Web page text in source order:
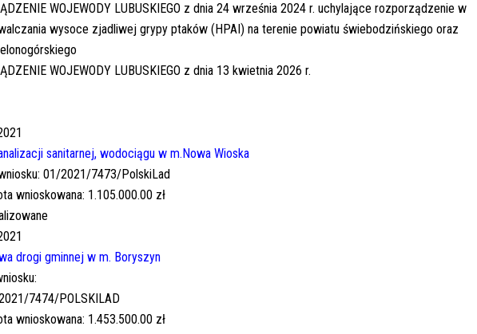
POLSKILAD
GMINNYCH W
WOJEWODY LUBUSKIEGO z dnia 24 września 2024 r. uchylające rozporządzenie w
wysoce zjadliwej grypy ptaków (HPAI) na terenie powiatu świebodzińskiego oraz
WOJEWODY LUBUSKIEGO z dnia 13 kwietnia 2026 r.
sanitarnej, wodociągu w m.Nowa Wioska
01/2021/7473/PolskiLad
wnioskowana: 1.105.000.00 zł
drogi gminnej w m. Boryszyn
7474/POLSKILAD
wnioskowana: 1.453.500.00 zł